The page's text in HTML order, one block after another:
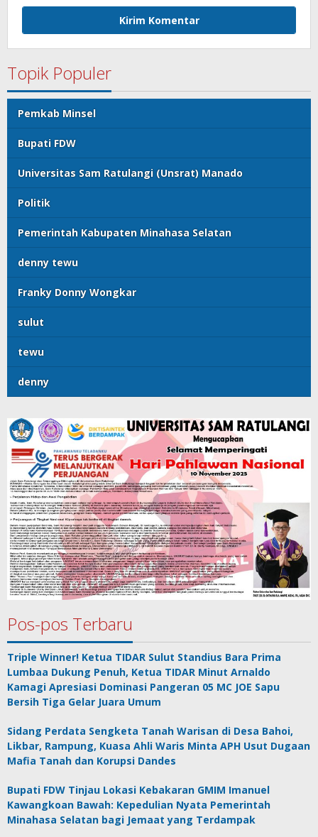
Topik Populer
Pemkab Minsel
Bupati FDW
Universitas Sam Ratulangi (Unsrat) Manado
Politik
Pemerintah Kabupaten Minahasa Selatan
denny tewu
Franky Donny Wongkar
sulut
tewu
denny
Pos-pos Terbaru
Triple Winner! Ketua TIDAR Sulut Standius Bara Prima
Lumbaa Dukung Penuh, Ketua TIDAR Minut Arnaldo
Kamagi Apresiasi Dominasi Pangeran 05 MC JOE Sapu
Bersih Tiga Gelar Juara Umum
Sidang Perdata Sengketa Tanah Warisan di Desa Bahoi,
Likbar, Rampung, Kuasa Ahli Waris Minta APH Usut Dugaan
Mafia Tanah dan Korupsi Dandes
Bupati FDW Tinjau Lokasi Kebakaran GMIM Imanuel
Kawangkoan Bawah: Kepedulian Nyata Pemerintah
Minahasa Selatan bagi Jemaat yang Terdampak